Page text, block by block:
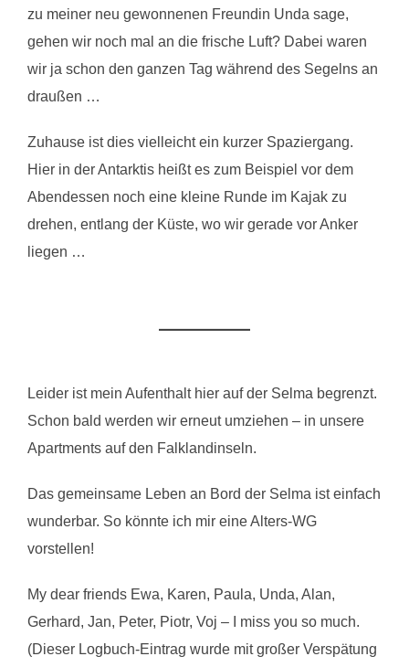
zu meiner neu gewonnenen Freundin Unda sage,
gehen wir noch mal an die frische Luft? Dabei waren
wir ja schon den ganzen Tag während des Segelns an
draußen …
Zuhause ist dies vielleicht ein kurzer Spaziergang.
Hier in der Antarktis heißt es zum Beispiel vor dem
Abendessen noch eine kleine Runde im Kajak zu
drehen, entlang der Küste, wo wir gerade vor Anker
liegen …
Leider ist mein Aufenthalt hier auf der Selma begrenzt.
Schon bald werden wir erneut umziehen – in unsere
Apartments auf den Falklandinseln.
Das gemeinsame Leben an Bord der Selma ist einfach
wunderbar. So könnte ich mir eine Alters-WG
vorstellen!
My dear friends Ewa, Karen, Paula, Unda, Alan,
Gerhard, Jan, Peter, Piotr, Voj – I miss you so much.
(Dieser Logbuch-Eintrag wurde mit großer Verspätung